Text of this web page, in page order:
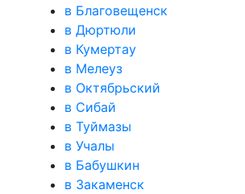
в Благовещенск
в Дюртюли
в Кумертау
в Мелеуз
в Октябрьский
в Сибай
в Туймазы
в Учалы
в Бабушкин
в Закаменск